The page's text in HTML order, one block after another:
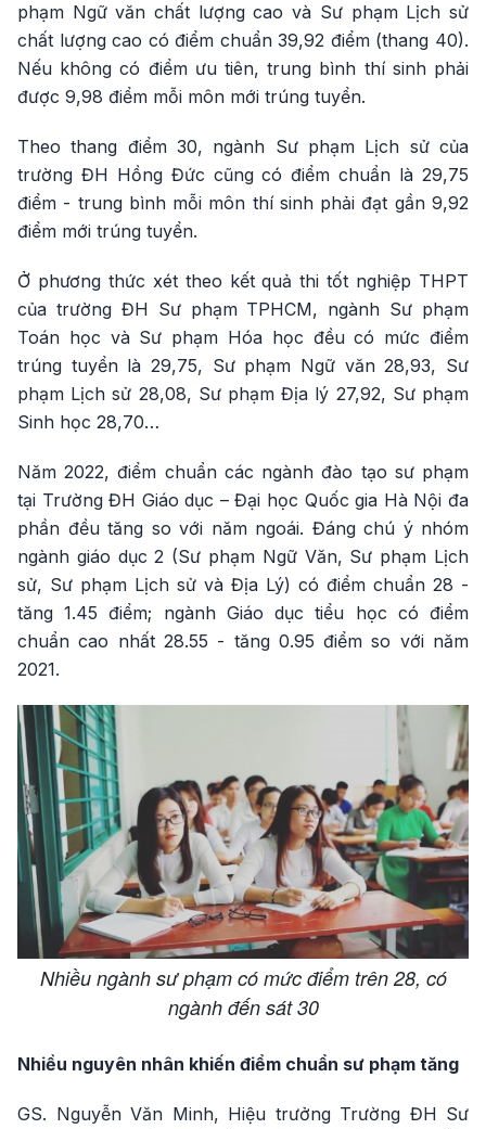
phạm Ngữ văn chất lượng cao và Sư phạm Lịch sử
chất lượng cao có điểm chuẩn 39,92 điểm (thang 40).
Nếu không có điểm ưu tiên, trung bình thí sinh phải
được 9,98 điểm mỗi môn mới trúng tuyển.
Theo thang điểm 30, ngành Sư phạm Lịch sử của
trường ĐH Hồng Đức cũng có điểm chuẩn là 29,75
điểm - trung bình mỗi môn thí sinh phải đạt gần 9,92
điểm mới trúng tuyển.
Ở phương thức xét theo kết quả thi tốt nghiệp THPT
của trường ĐH Sư phạm TPHCM, ngành Sư phạm
Toán học và Sư phạm Hóa học đều có mức điểm
trúng tuyển là 29,75, Sư phạm Ngữ văn 28,93, Sư
phạm Lịch sử 28,08, Sư phạm Địa lý 27,92, Sư phạm
Sinh học 28,70…
Năm 2022, điểm chuẩn các ngành đào tạo sư phạm
tại Trường ĐH Giáo dục – Đại học Quốc gia Hà Nội đa
phần đều tăng so với năm ngoái. Đáng chú ý nhóm
ngành giáo dục 2 (Sư phạm Ngữ Văn, Sư phạm Lịch
sử, Sư phạm Lịch sử và Địa Lý) có điểm chuẩn 28 -
tăng 1.45 điểm; ngành Giáo dục tiểu học có điểm
chuẩn cao nhất 28.55 - tăng 0.95 điểm so với năm
2021.
Nhiều ngành sư phạm có mức điểm trên 28, có
ngành đến sát 30
Nhiều nguyên nhân khiến điểm chuẩn sư phạm tăng
GS. Nguyễn Văn Minh, Hiệu trưởng Trường ĐH Sư